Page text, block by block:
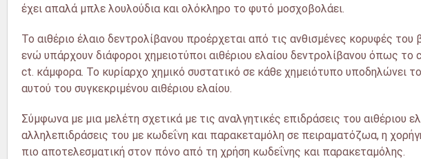
έχει απαλά μπλε λουλούδια και ολόκληρο το φυτό μοσχοβολάει.
Το αιθέριο έλαιο δεντρολίβανου προέρχεται από τις ανθισμένες κορυφές
ενώ υπάρχουν διάφοροι χημειοτύποι αιθέριου ελαίου δεντρολίβανου όπως
ct. κάμφορα. Το κυρίαρχο χημικό συστατικό σε κάθε χημειότυπο υποδηλώνει
αυτού του συγκεκριμένου αιθέριου ελαίου.
Σύμφωνα με μια μελέτη σχετικά με τις αναλγητικές επιδράσεις του αιθέριου
αλληλεπιδράσεις του με κωδεΐνη και παρακεταμόλη σε πειραματόζωα, η
πιο αποτελεσματική στον πόνο από τη χρήση κωδεΐνης και παρακεταμόλης.